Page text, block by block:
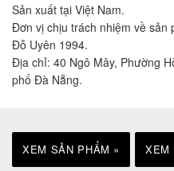
Sản xuất tại Việt Nam.
Đơn vị chịu trách nhiệm về sản
Đỗ Uyên 1994.
Địa chỉ: 40 Ngô Mây, Phường
phố Đà Nẵng.
XEM SẢN PHẨM » XEM